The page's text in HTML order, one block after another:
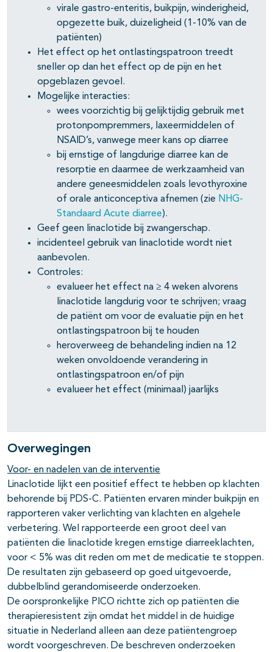
virale gastro-enteritis, buikpijn, winderigheid,
opgezette buik, duizeligheid (1-10% van de
patiënten)
Het effect op het ontlastingspatroon treedt
sneller op dan het effect op de pijn en het
opgeblazen gevoel.
Mogelijke interacties:
wees voorzichtig bij gelijktijdig gebruik met
protonpompremmers, laxeermiddelen of
NSAID’s, vanwege meer kans op diarree
bij ernstige of langdurige diarree kan de
resorptie en daarmee de werkzaamheid van
andere geneesmiddelen zoals levothyroxine
of orale anticonceptiva afnemen (zie NHG-
Standaard Acute diarree).
Geef geen linaclotide bij zwangerschap.
incidenteel gebruik van linaclotide wordt niet
aanbevolen.
Controles:
evalueer het effect na ≥ 4 weken alvorens
linaclotide langdurig voor te schrijven; vraag
de patiënt om voor de evaluatie pijn en het
ontlastingspatroon bij te houden
heroverweeg de behandeling indien na 12
weken onvoldoende verandering in
ontlastingspatroon en/of pijn
evalueer het effect (minimaal) jaarlijks
Overwegingen
Voor- en nadelen van de interventie
Linaclotide lijkt een positief effect te hebben op klachten
behorende bij PDS-C. Patiënten ervaren minder buikpijn en
rapporteren vaker verlichting van klachten en algehele
verbetering. Wel rapporteerde een groot deel van
patiënten die linaclotide kregen ernstige diarreeklachten,
voor < 5% was dit reden om met de medicatie te stoppen.
De resultaten zijn gebaseerd op goed uitgevoerde,
dubbelblind gerandomiseerde onderzoeken.
De oorspronkelijke PICO richtte zich op patiënten die
therapieresistent zijn omdat het middel in de huidige
situatie in Nederland alleen aan deze patiëntengroep
wordt voorgeschreven. De beschreven onderzoeken